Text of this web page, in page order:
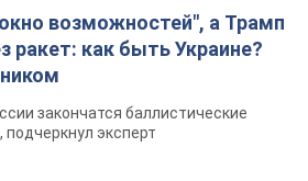
соглашения о ежемесячной
системы Patriot из США:
подробности